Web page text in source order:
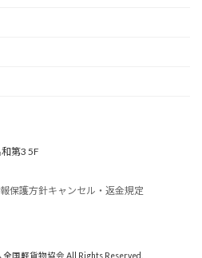
第3 5F
保護方針キャンセル・返金規定
国軽貨物協会 All Rights Reserved.